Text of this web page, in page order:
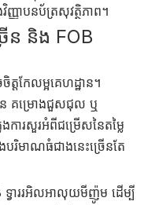
ញ្ញាបនប័ត្រសុវត្ថិភាព។
ើន និង FOB
ត្តកែលម្អគេហដ្ឋាន។
ន គម្រោងជួសជុល ឬ
រសួរអំពីជម្រើសនៃតម្លៃ
រិមាណធំជាងនេះច្រើនតែ
ទ្វាររអិលអាលុយមីញ៉ូម ដើម្បី